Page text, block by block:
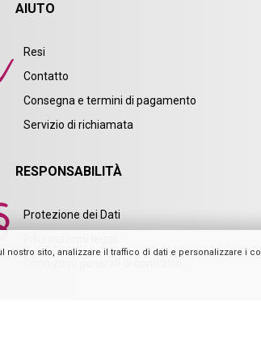
nostro sito, analizzare il traffico di dati e personalizzare i
AIUTO
Resi
Contatto
Consegna e termini di pagamento
Servizio di richiamata
RESPONSABILITÀ
Protezione dei Dati